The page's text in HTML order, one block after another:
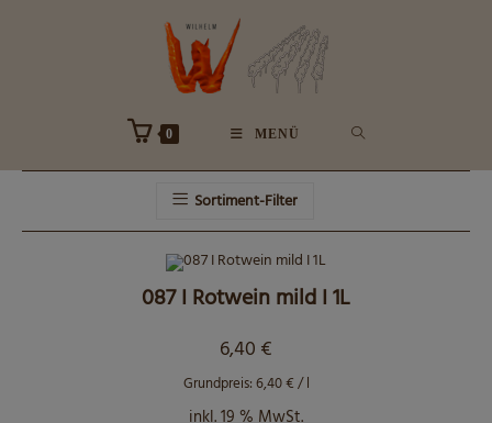
0 MENÜ
Sortiment-Filter
087 I Rotwein mild I 1L
6,40 €
Grundpreis:6,40€/l
inkl. 19 % MwSt.